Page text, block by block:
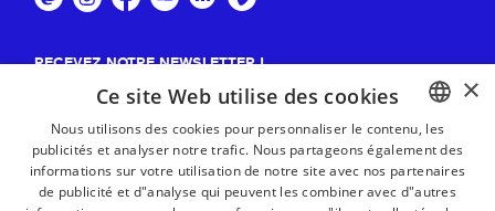
RECEVEZ NOTRE NEWSLETTER !
BASQUE
FRENCH
×
Ce site Web utilise des cookies
Nous utilisons des cookies pour personnaliser le contenu, les
publicités et analyser notre trafic. Nous partageons également des
informations sur votre utilisation de notre site avec nos partenaires
de publicité et d"analyse qui peuvent les combiner avec d"autres